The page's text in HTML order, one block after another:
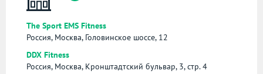
The Sport EMS Fitness
Россия, Москва, Головинское шоссе, 12
DDX Fitness
Россия, Москва, Кронштадтский бульвар, 3, стр. 4